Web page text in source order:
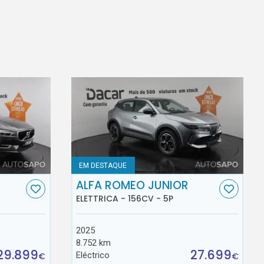
€
EM DESTAQUE
ALFA ROMEO JUNIOR
ELETTRICA - 156CV - 5P
2025
8.752 km
Eléctrico
27.699€